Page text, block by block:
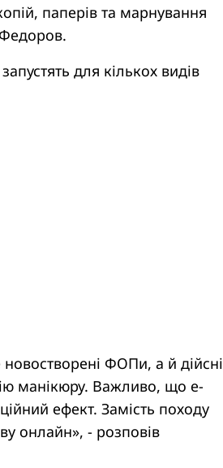
паперів та марнування
для кількох видів
ФОПи, а й дійсні
манікюру. Важливо, що е-
ефект. Замість походу
онлайн», - розповів